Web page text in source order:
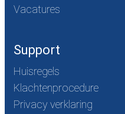
Vacatures
Support
Huisregels
Klachtenprocedure
Privacy verklaring